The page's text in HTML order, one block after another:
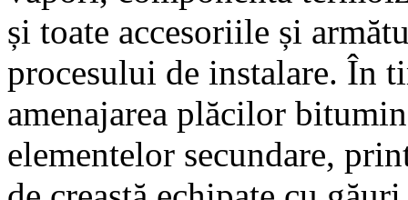
și toate accesoriile și
procesului de instalare. În
amenajarea plăcilor
elementelor secundare,